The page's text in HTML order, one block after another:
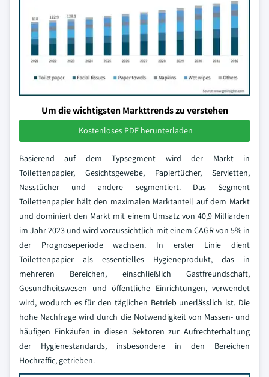
Um die wichtigsten Markttrends zu verstehen
Kostenloses PDF herunterladen
Basierend auf dem Typsegment wird der Markt in
Toilettenpapier, Gesichtsgewebe, Papiertücher, Servietten,
Nasstücher und andere segmentiert. Das Segment
Toilettenpapier hält den maximalen Marktanteil auf dem Markt
und dominiert den Markt mit einem Umsatz von 40,9 Milliarden
im Jahr 2023 und wird voraussichtlich mit einem CAGR von 5% in
der Prognoseperiode wachsen. In erster Linie dient
Toilettenpapier als essentielles Hygieneprodukt, das in
mehreren Bereichen, einschließlich Gastfreundschaft,
Gesundheitswesen und öffentliche Einrichtungen, verwendet
wird, wodurch es für den täglichen Betrieb unerlässlich ist. Die
hohe Nachfrage wird durch die Notwendigkeit von Massen- und
häufigen Einkäufen in diesen Sektoren zur Aufrechterhaltung
der Hygienestandards, insbesondere in den Bereichen
Hochraffic, getrieben.